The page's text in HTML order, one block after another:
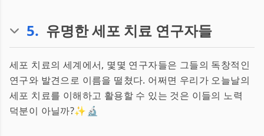
5. 유명한 세포 치료 연구자들
세포 치료의 세계에서, 몇몇 연구자들은 그들의 독창적인
연구와 발견으로 이름을 떨쳤다. 어쩌면 우리가 오늘날의
세포 치료를 이해하고 활용할 수 있는 것은 이들의 노력
덕분이 아닐까?✨🔬